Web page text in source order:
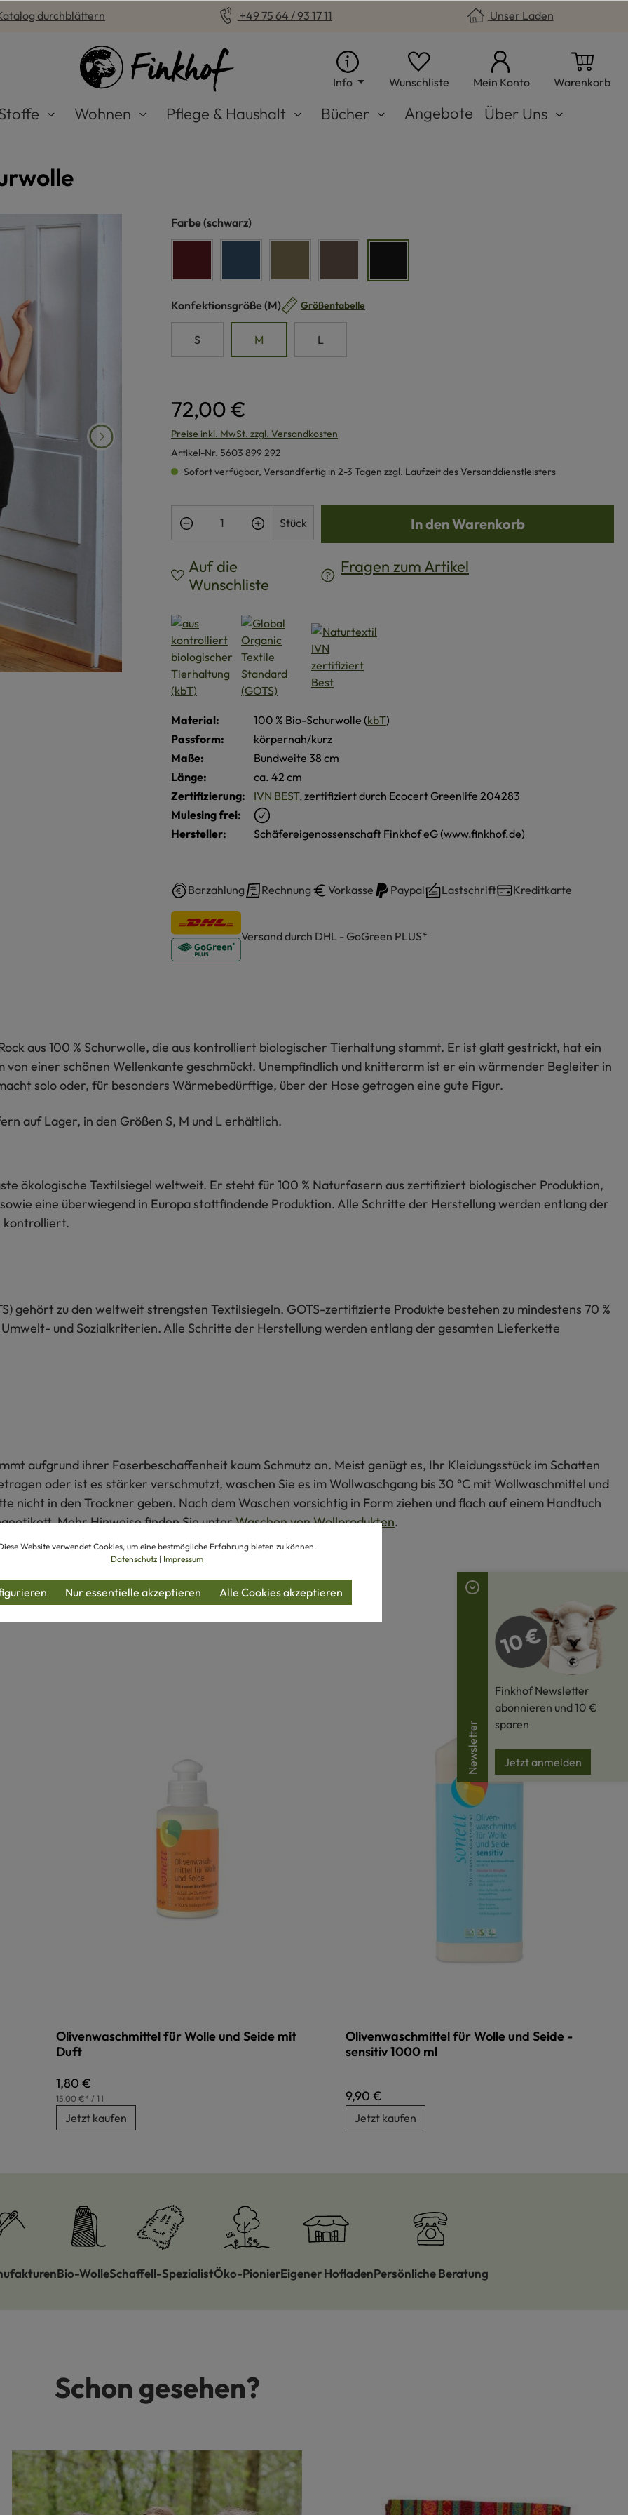
durchblättern +49 75 64 / 93 17 11 Unser Laden
Info Wunschliste Du hast 0 Produkte auf dem
Mein Konto Warenkorb
Wohnen Pflege & Haushalt Bücher Angebote Über Uns
Farbe auswählen
(schwarz)
Konfektionsgröße auswählen
(M) Größentabelle
S M L
72,00 €
Preise inkl. MwSt. zzgl. Versandkosten
Artikel-Nr. 5603 899 292
Sofort verfügbar, Versandfertig in 2-3 Tagen zzgl. Laufzeit des Versanddienstleisters
Produkt Anzahl: Gib den gewünschten Wert ein oder
Stück In den Warenkorb
Auf die
Wunschliste
Fragen zum Artikel
Material: 100 % Bio-Schurwolle (kbT)
Passform:
körpernah/kurz
Maße:
Bundweite 38 cm
Länge:
ca. 42 cm
Zertifizierung:
IVN BEST, zertifiziert durch Ecocert Greenlife 204283
Mulesing frei:
Hersteller:
Schäfereigenossenschaft Finkhof eG (www.finkhof.de)
Barzahlung Rechnung Vorkasse Paypal Lastschrift Kreditkarte
Versand durch DHL - GoGreen PLUS*
aus 100 % Schurwolle, die aus kontrolliert biologischer Tierhaltung stammt. Er ist glatt gestrickt, hat ein
von einer schönen Wellenkante geschmückt. Unempfindlich und knitterarm ist er ein wärmender Begleiter in
solo oder, für besonders Wärmebedürftige, über der Hose getragen eine gute Figur.
auf Lager, in den Größen S, M und L erhältlich.
ökologische Textilsiegel weltweit. Er steht für 100 % Naturfasern aus zertifiziert biologischer Produktion,
eine überwiegend in Europa stattfindende Produktion. Alle Schritte der Herstellung werden entlang der
kontrolliert.
gehört zu den weltweit strengsten Textilsiegeln. GOTS-zertifizierte Produkte bestehen zu mindestens 70 %
und Sozialkriterien. Alle Schritte der Herstellung werden entlang der gesamten Lieferkette
aufgrund ihrer Faserbeschaffenheit kaum Schmutz an. Meist genügt es, Ihr Kleidungsstück im Schatten
oder ist es stärker verschmutzt, waschen Sie es im Wollwaschgang bis 30 °C mit Wollwaschmittel und
nicht in den Trockner geben. Nach dem Waschen vorsichtig in Form ziehen und flach auf einem Handtuch
Mehr Hinweise finden Sie unterWaschen von Wollprodukten.
Olivenwaschmittel für Wolle und Seide mit
Duft
Regulärer Preis:
1,80 €
15,00 €* / 1 l
Jetzt kaufen
Olivenwaschmittel für Wolle und Seide -
sensitiv 1000 ml
Regulärer Preis:
9,90 €
Jetzt kaufen
Bio-WolleSchaffell-SpezialistÖko-PionierEigener HofladenPersönliche Beratung
Schon gesehen?
Newsletter
Finkhof Newsletter
abonnieren und 10 €
sparen
Jetzt anmelden
Website verwendet Cookies, um eine bestmögliche Erfahrung bieten zu können.
Datenschutz | Impressum
Nur essentielle akzeptieren Alle Cookies akzeptieren